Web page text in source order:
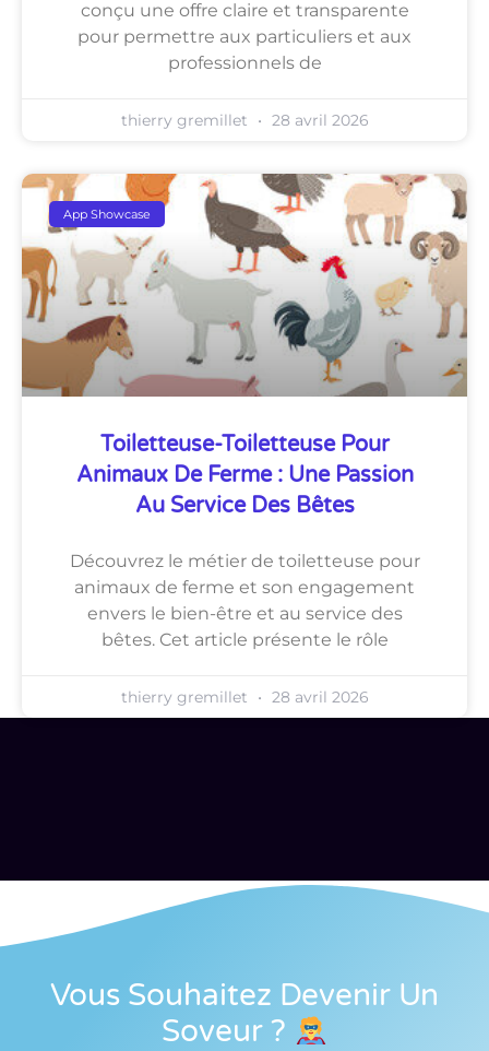
conçu une offre claire et transparente
pour permettre aux particuliers et aux
professionnels de
thierry gremillet 28 avril 2026
App Showcase
Toiletteuse-Toiletteuse Pour
Animaux De Ferme : Une Passion
Au Service Des Bêtes
Découvrez le métier de toiletteuse pour
animaux de ferme et son engagement
envers le bien-être et au service des
bêtes. Cet article présente le rôle
thierry gremillet 28 avril 2026
Vous Souhaitez Devenir Un
Soveur ?